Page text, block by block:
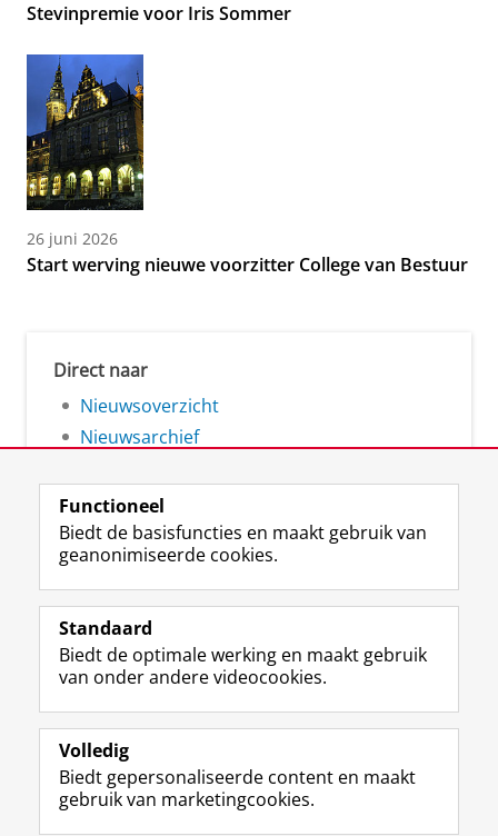
Stevinpremie voor Iris Sommer
26 juni 2026
Start werving nieuwe voorzitter College van Bestuur
Direct naar
Nieuwsoverzicht
Nieuwsarchief
Volg de RUG
F
a
e
b
o
p
a
L
i
k
e
I
-
p
R
S
-
f
e
R
I
n
t
r
m
Y
o
T
e
k
Studiekiezers
Alumni
Over ons
Functioneel
Biedt de basisfuncties en maakt gebruik van
geanonimiseerde cookies.
Standaard
Biedt de optimale werking en maakt gebruik
van onder andere videocookies.
Volledig
Biedt gepersonaliseerde content en maakt
gebruik van marketingcookies.